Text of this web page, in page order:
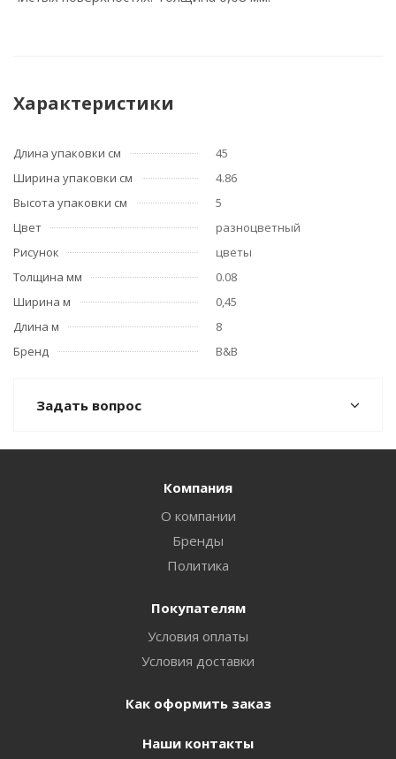
Характеристики
Длина упаковки см
45
Ширина упаковки см
4.86
Высота упаковки см
5
Цвет
разноцветный
Рисунок
цветы
Толщина мм
0.08
Ширина м
0,45
Длина м
8
Бренд
B&B
Задать вопрос
Компания
О компании
Бренды
Политика
Покупателям
Условия оплаты
Условия доставки
Как оформить заказ
Наши контакты